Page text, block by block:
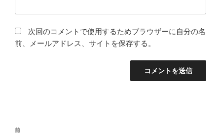
次回のコメントで使用するためブラウザーに自分の名
前、メールアドレス、サイトを保存する。
投
前
前